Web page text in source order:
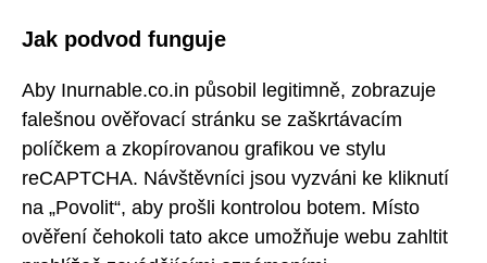
Jak podvod funguje
Aby Inurnable.co.in působil legitimně, zobrazuje
falešnou ověřovací stránku se zaškrtávacím
políčkem a zkopírovanou grafikou ve stylu
reCAPTCHA. Návštěvníci jsou vyzváni ke kliknutí
na „Povolit“, aby prošli kontrolou botem. Místo
ověření čehokoli tato akce umožňuje webu zahltit